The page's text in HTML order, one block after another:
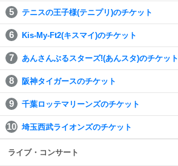
テニスの王子様(テニプリ)のチケット
Kis-My-Ft2(キスマイ)のチケット
あんさんぶるスターズ!(あんスタ)のチケット
阪神タイガースのチケット
千葉ロッテマリーンズのチケット
埼玉西武ライオンズのチケット
ライブ・コンサート